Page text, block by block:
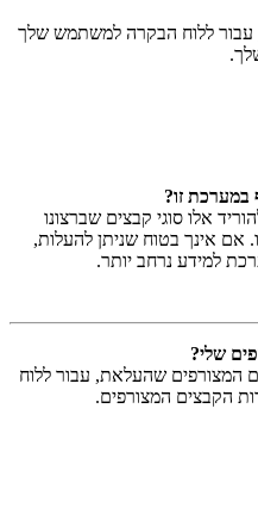
ללוח הבקרה למשתמש שלך
במערכת זו?
אלו סוגי קבצים שברצונו
אינך בטוח שניתן להעלות,
למידע נרחב יותר.
שלי?
המצורפים שהעלאת, עבור ללוח
הקבצים המצורפים.